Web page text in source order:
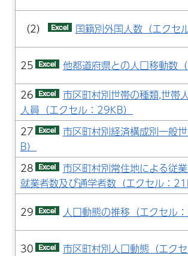
（2） 国籍別外国人数（エクセ
25
他都道府県との人口移動数
26
市区町村別世帯の種類,世帯
人員（エクセル：29KB）
27
市区町村別経済構成別一般
B）
28
市区町村別常住地による従
就業者数及び通学者数（エクセル：
29
人口動態の推移（エクセル：
30 市区町村別人口動態（エク